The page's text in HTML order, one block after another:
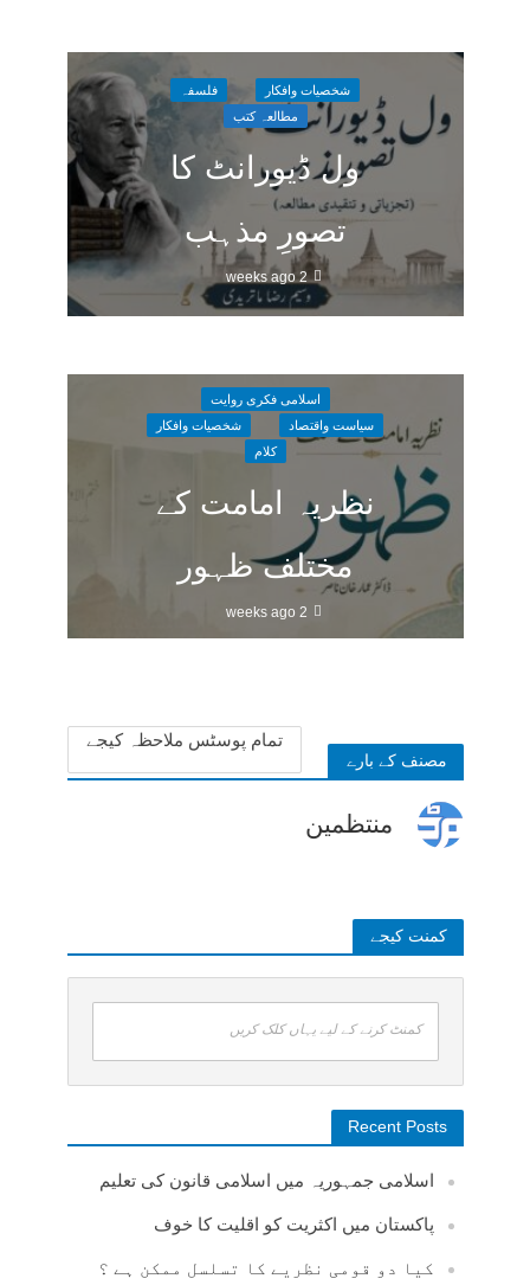
شخصیات وافکار
فلسفہ
مطالعہ کتب
ول ڈیورانٹ کا
تصورِ مذہب
2 weeks ago
اسلامی فکری روایت
سیاست واقتصاد
شخصیات وافکار
کلام
نظریہ امامت کے
مختلف ظہور
2 weeks ago
مصنف کے بارے
تمام پوسٹس ملاحظہ کیجے
منتظمین
کمنت کیجے
کمنٹ کرنے کے لیے یہاں کلک کریں
Recent Posts
اسلامی جمہوریہ میں اسلامی قانون کی تعلیم
پاکستان میں اکثریت کو اقلیت کا خوف
کیا دو قومی نظریے کا تسلسل ممکن ہے ؟